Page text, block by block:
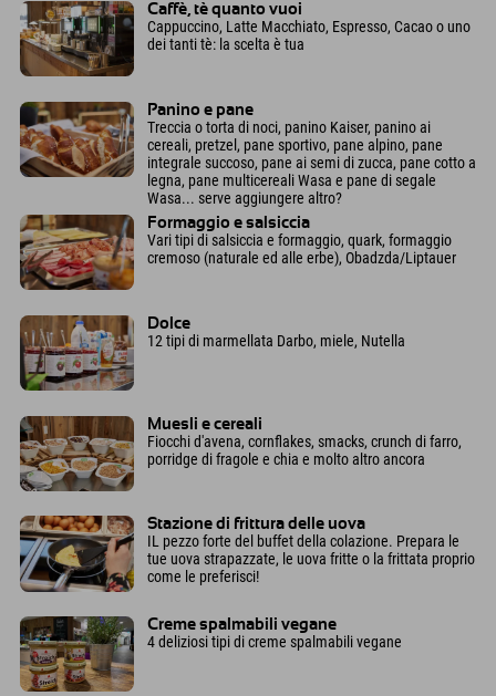
Caffè, tè quanto vuoi
Cappuccino, Latte Macchiato, Espresso, Cacao o uno
dei tanti tè: la scelta è tua
Panino e pane
Treccia o torta di noci, panino Kaiser, panino ai
cereali, pretzel, pane sportivo, pane alpino, pane
integrale succoso, pane ai semi di zucca, pane cotto a
legna, pane multicereali Wasa e pane di segale
Wasa... serve aggiungere altro?
Formaggio e salsiccia
Vari tipi di salsiccia e formaggio, quark, formaggio
cremoso (naturale ed alle erbe), Obadzda/Liptauer
Dolce
12 tipi di marmellata Darbo, miele, Nutella
Muesli e cereali
Fiocchi d'avena, cornflakes, smacks, crunch di farro,
porridge di fragole e chia e molto altro ancora
Stazione di frittura delle uova
IL pezzo forte del buffet della colazione. Prepara le
tue uova strapazzate, le uova fritte o la frittata proprio
come le preferisci!
Creme spalmabili vegane
4 deliziosi tipi di creme spalmabili vegane